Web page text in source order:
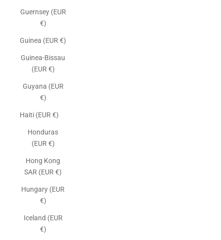
Guernsey (EUR
€)
Guinea (EUR €)
Guinea-Bissau
(EUR €)
Guyana (EUR
€)
Haiti (EUR €)
Honduras
(EUR €)
Hong Kong
SAR (EUR €)
Hungary (EUR
€)
Iceland (EUR
€)